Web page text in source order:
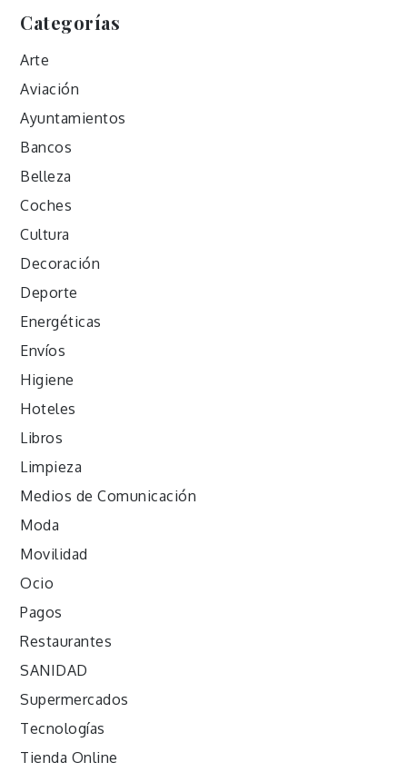
Categorías
Arte
Aviación
Ayuntamientos
Bancos
Belleza
Coches
Cultura
Decoración
Deporte
Energéticas
Envíos
Higiene
Hoteles
Libros
Limpieza
Medios de Comunicación
Moda
Movilidad
Ocio
Pagos
Restaurantes
SANIDAD
Supermercados
Tecnologías
Tienda Online